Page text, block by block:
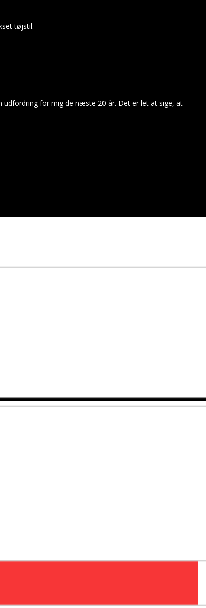
tøjstil.
udfordring for mig de næste 20 år. Det er let at sige, at